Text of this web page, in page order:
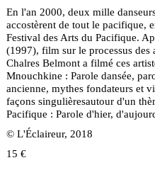
En l'an 2000, deux mille
accostèrent de tout le pacifique,
Festival des Arts du Pacifique.
(1997), film sur le processus
Chalres Belmont a filmé ces
Mnouchkine : Parole dansée,
ancienne, mythes fondateurs et
façons singulièresautour d'un
Pacifique : Parole d'hier,
© L'Éclaireur, 2018
15 €